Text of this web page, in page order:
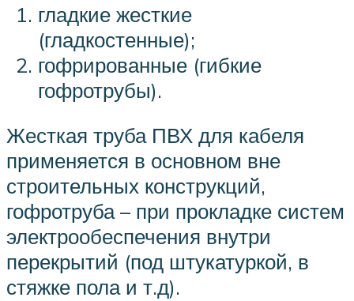
гладкие жесткие
(гладкостенные);
гофрированные (гибкие
гофротрубы).
Жесткая труба ПВХ для кабеля
применяется в основном вне
строительных конструкций,
гофротруба – при прокладке систем
электрообеспечения внутри
перекрытий (под штукатуркой, в
стяжке пола и т.д).